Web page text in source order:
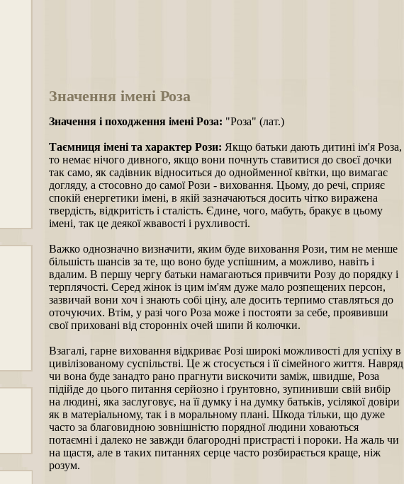
Значення імені Роза
Значення і походження імені Роза: "Роза" (лат.)
Таємниця імені та характер Рози: Якщо батьки дають дитині ім'я Роза,
то немає нічого дивного, якщо вони почнуть ставитися до своєї дочки
так само, як садівник відноситься до однойменної квітки, що вимагає
догляду, а стосовно до самої Рози - виховання. Цьому, до речі, сприяє
спокій енергетики імені, в якій зазначаються досить чітко виражена
твердість, відкритість і сталість. Єдине, чого, мабуть, бракує в цьому
імені, так це деякої жвавості і рухливості.
Важко однозначно визначити, яким буде виховання Рози, тим не менше
більшість шансів за те, що воно буде успішним, а можливо, навіть і
вдалим. В першу чергу батьки намагаються привчити Розу до порядку і
терплячості. Серед жінок із цим ім'ям дуже мало розпещених персон,
зазвичай вони хоч і знають собі ціну, але досить терпимо ставляться до
оточуючих. Втім, у разі чого Роза може і постояти за себе, проявивши
свої приховані від сторонніх очей шипи й колючки.
Взагалі, гарне виховання відкриває Розі широкі можливості для успіху в
цивілізованому суспільстві. Це ж стосується і її сімейного життя. Навряд
чи вона буде занадто рано прагнути вискочити заміж, швидше, Роза
підійде до цього питання серйозно і ґрунтовно, зупинивши свій вибір
на людині, яка заслуговує, на її думку і на думку батьків, усілякої довіри
як в матеріальному, так і в моральному плані. Шкода тільки, що дуже
часто за благовидною зовнішністю порядної людини ховаються
потаємні і далеко не завжди благородні пристрасті і пороки. На жаль чи
на щастя, але в таких питаннях серце часто розбирається краще, ніж
розум.